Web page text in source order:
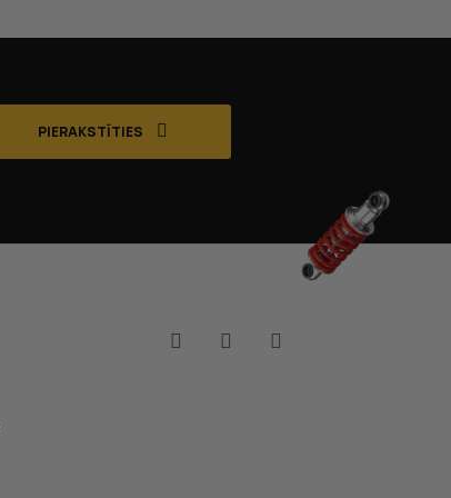
PIERAKSTĪTIES
FacebookYouTube